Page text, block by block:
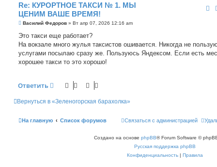
Re: КУРОРТНОЕ ТАКСИ № 1. МЫ
ЦЕНИМ ВАШЕ ВРЕМЯ!
С
о
щ
е
и
Василий Федоров » Вт апр 07, 2026 12:16 am
Это такси еще работает?
На вокзале много жулья таксистов ошивается. Никогда не
услугами посылаю сразу же. Пользуюсь Яндексом. Если есть
хорошее такси то это хорошо!
Ответить
Вернуться в «Зеленогорская барахолка»
На главную Список форумов Связаться с администрацией
Создано на основе phpBB® Forum Software ©
Русская поддержка phpBB
Конфиденциальность | Правила